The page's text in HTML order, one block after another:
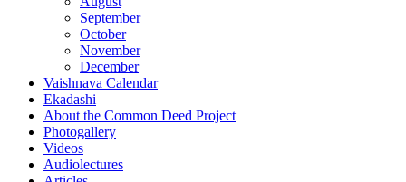
September
October
November
December
Vaishnava Calendar
Ekadashi
About the Common Deed Project
Photogallery
Videos
Audiolectures